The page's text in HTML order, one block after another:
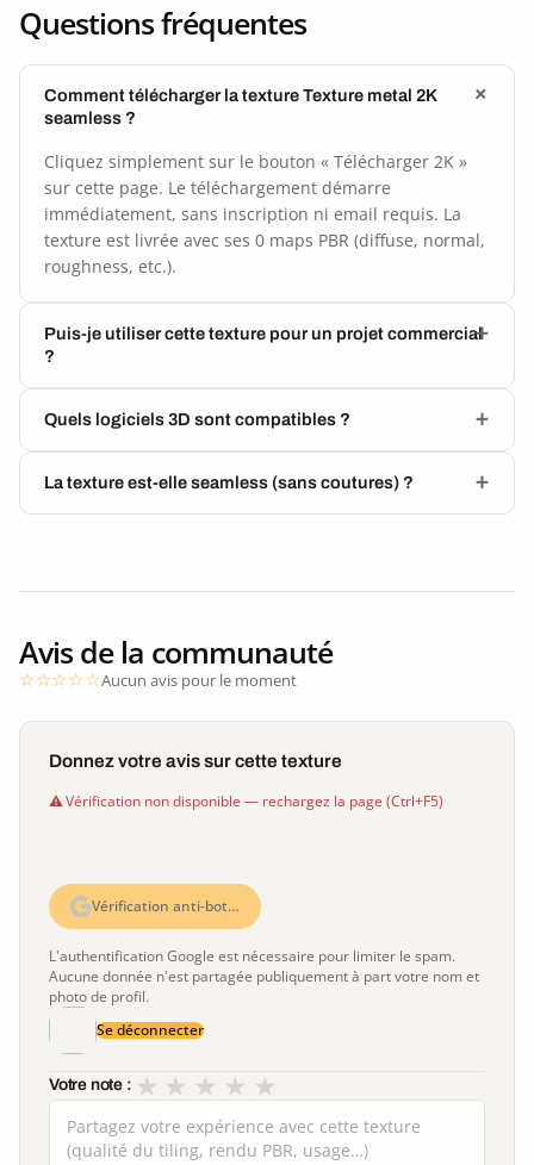
Questions fréquentes
Comment télécharger la texture Texture metal 2K
seamless ?
Cliquez simplement sur le bouton « Télécharger 2K »
sur cette page. Le téléchargement démarre
immédiatement, sans inscription ni email requis. La
texture est livrée avec ses 0 maps PBR (diffuse, normal,
roughness, etc.).
Puis-je utiliser cette texture pour un projet commercial
?
Quels logiciels 3D sont compatibles ?
La texture est-elle seamless (sans coutures) ?
Avis de la communauté
Aucun avis pour le moment
Donnez votre avis sur cette texture
Vérification non disponible — rechargez la page (Ctrl+F5)
Vérification anti-bot…
L'authentification Google est nécessaire pour limiter le spam.
Aucune donnée n'est partagée publiquement à part votre nom et
photo de profil.
Se déconnecter
Votre note : ★
★
★
★
★